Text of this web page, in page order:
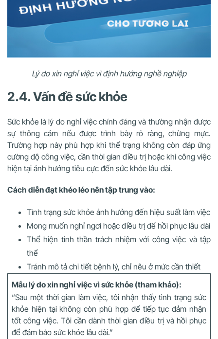
Lý do xin nghỉ việc vì định hướng nghề nghiệp
2.4. Vấn đề sức khỏe
Sức khỏe là lý do nghỉ việc chính đáng và thường nhận được
sự thông cảm nếu được trình bày rõ ràng, chừng mực.
Trường hợp này phù hợp khi thể trạng không còn đáp ứng
cường độ công việc, cần thời gian điều trị hoặc khi công việc
hiện tại ảnh hưởng tiêu cực đến sức khỏe lâu dài.
Cách diễn đạt khéo léo nên tập trung vào:
Tình trạng sức khỏe ảnh hưởng đến hiệu suất làm việc
Mong muốn nghỉ ngơi hoặc điều trị để hồi phục lâu dài
Thể hiện tinh thần trách nhiệm với công việc và tập
thể
Tránh mô tả chi tiết bệnh lý, chỉ nêu ở mức cần thiết
Mẫu lý do xin nghỉ việc vì sức khỏe (tham khảo):
“Sau một thời gian làm việc, tôi nhận thấy tình trạng sức
khỏe hiện tại không còn phù hợp để tiếp tục đảm nhận
tốt công việc. Tôi cần dành thời gian điều trị và hồi phục
để đảm bảo sức khỏe lâu dài.”